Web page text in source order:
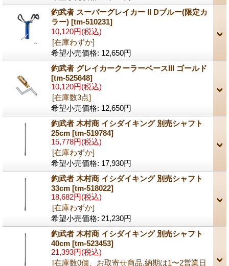
釣武者 スーパーグレイカー II Dブルー(限定カ
ラー) [tm-510231]
10,120円(税込)
[在庫わずか]
希望小売価格: 12,650円
釣武者 グレイカークーラーベースIII ゴールド
[tm-525648]
10,120円(税込)
[在庫数3点]
希望小売価格: 12,650円
釣武者 木村商 イシダイキング 別売シャフト
25cm [tm-519784]
15,778円(税込)
[在庫わずか]
希望小売価格: 17,930円
釣武者 木村商 イシダイキング 別売シャフト
33cm [tm-518022]
18,682円(税込)
[在庫わずか]
希望小売価格: 21,230円
釣武者 木村商 イシダイキング 別売シャフト
40cm [tm-523453]
21,393円(税込)
[在庫数0個、お取寄せ商品,納期は1〜2営業日